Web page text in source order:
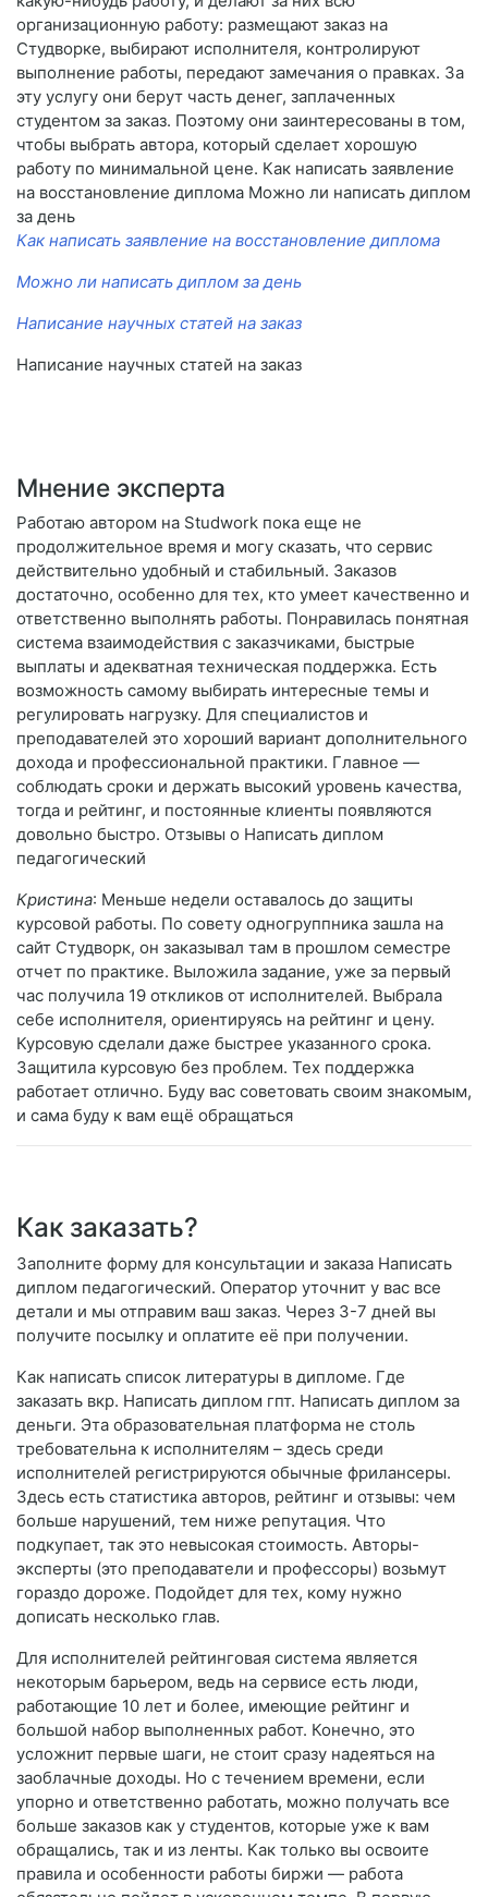
организационную работу: размещают заказ на
Студворке, выбирают исполнителя, контролируют
выполнение работы, передают замечания о правках. За
эту услугу они берут часть денег, заплаченных
студентом за заказ. Поэтому они заинтересованы в том,
чтобы выбрать автора, который сделает хорошую
работу по минимальной цене. Как написать заявление
на восстановление диплома Можно ли написать диплом
за день
Как написать заявление на восстановление диплома
Можно ли написать диплом за день
Написание научных статей на заказ
Написание научных статей на заказ
Мнение эксперта
Работаю автором на Studwork пока еще не
продолжительное время и могу сказать, что сервис
действительно удобный и стабильный. Заказов
достаточно, особенно для тех, кто умеет качественно и
ответственно выполнять работы. Понравилась понятная
система взаимодействия с заказчиками, быстрые
выплаты и адекватная техническая поддержка. Есть
возможность самому выбирать интересные темы и
регулировать нагрузку. Для специалистов и
преподавателей это хороший вариант дополнительного
дохода и профессиональной практики. Главное —
соблюдать сроки и держать высокий уровень качества,
тогда и рейтинг, и постоянные клиенты появляются
довольно быстро. Отзывы о Написать диплом
педагогический
Кристина: Меньше недели оставалось до защиты
курсовой работы. По совету одногруппника зашла на
сайт Студворк, он заказывал там в прошлом семестре
отчет по практике. Выложила задание, уже за первый
час получила 19 откликов от исполнителей. Выбрала
себе исполнителя, ориентируясь на рейтинг и цену.
Курсовую сделали даже быстрее указанного срока.
Защитила курсовую без проблем. Тех поддержка
работает отлично. Буду вас советовать своим знакомым,
и сама буду к вам ещё обращаться
Как заказать?
Заполните форму для консультации и заказа Написать
диплом педагогический. Оператор уточнит у вас все
детали и мы отправим ваш заказ. Через 3-7 дней вы
получите посылку и оплатите её при получении.
Как написать список литературы в дипломе. Где
заказать вкр. Написать диплом гпт. Написать диплом за
деньги. Эта образовательная платформа не столь
требовательна к исполнителям – здесь среди
исполнителей регистрируются обычные фрилансеры.
Здесь есть статистика авторов, рейтинг и отзывы: чем
больше нарушений, тем ниже репутация. Что
подкупает, так это невысокая стоимость. Авторы-
эксперты (это преподаватели и профессоры) возьмут
гораздо дороже. Подойдет для тех, кому нужно
дописать несколько глав.
Для исполнителей рейтинговая система является
некоторым барьером, ведь на сервисе есть люди,
работающие 10 лет и более, имеющие рейтинг и
большой набор выполненных работ. Конечно, это
усложнит первые шаги, не стоит сразу надеяться на
заоблачные доходы. Но с течением времени, если
упорно и ответственно работать, можно получать все
больше заказов как у студентов, которые уже к вам
обращались, так и из ленты. Как только вы освоите
правила и особенности работы биржи — работа